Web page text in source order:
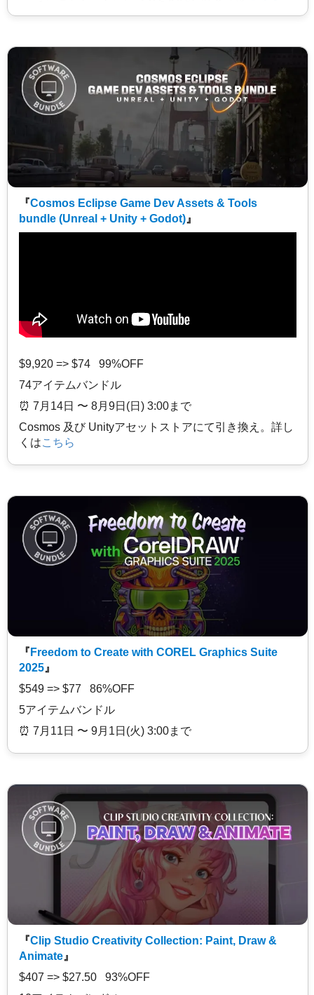
『Cosmos Eclipse Game Dev Assets & Tools
bundle (Unreal + Unity + Godot) 』
$9,920 => $74 99%OFF
74アイテムバンドル
⏰️ 7月14日 〜 8月9日(日) 3:00まで
Cosmos 及び Unityアセットストアにて引き換え。詳し
くはこちら
『 Freedom to Create with COREL Graphics Suite
2025 』
$549 => $77 86%OFF
5アイテムバンドル
⏰️ 7月11日 〜 9月1日(火) 3:00まで
『Clip Studio Creativity Collection: Paint, Draw &
Animate 』
$407 => $27.50 93%OFF